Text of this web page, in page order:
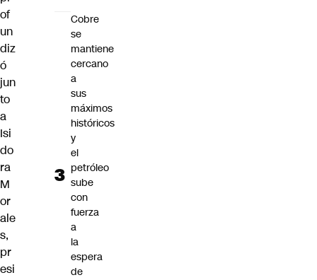
of
un
diz
ó
jun
to
a
Isi
do
ra
M
or
ale
s,
pr
esi
Cobre
se
mantiene
cercano
a
sus
máximos
históricos
y
el
petróleo
sube
con
fuerza
a
la
espera
de